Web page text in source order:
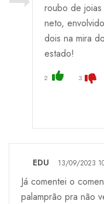
roubo de
neto,
dois na mira
estado!
2 3
EDU 13/09/2023
Já comentei o
palamprão pra não